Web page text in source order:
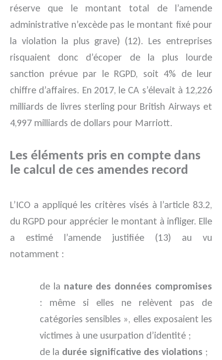
réserve que le montant total de l’amende
administrative n’excède pas le montant fixé pour
la violation la plus grave) (12). Les entreprises
risquaient donc d’écoper de la plus lourde
sanction prévue par le RGPD, soit 4% de leur
chiffre d’affaires. En 2017, le CA s’élevait à 12,226
milliards de livres sterling pour British Airways et
4,997 milliards de dollars pour Marriott.
Les éléments pris en compte dans
le calcul de ces amendes record
L’ICO a appliqué les critères visés à l’article 83.2,
du RGPD pour apprécier le montant à infliger. Elle
a estimé l’amende justifiée (13) au vu
notamment :
de la nature des données compromises
: même si elles ne relèvent pas de
catégories sensibles », elles exposaient les
victimes à une usurpation d’identité ;
de la durée significative des violations ;